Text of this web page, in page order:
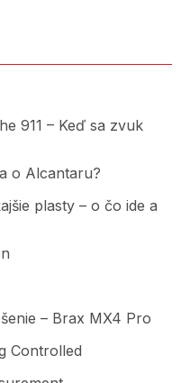
911 – Keď sa zvuk
o Alcantaru?
plasty – o čo ide a
– Brax MX4 Pro
Controlled